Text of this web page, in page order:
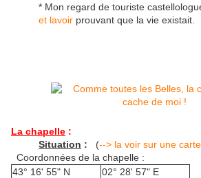
* Mon regard de touriste
et lavoir prouvant que la vie existait.
La chapelle :
Situation : (--> la voir sur une carte
Coordonnées de la chapelle :
43° 16' 55" N
02° 28' 57" E